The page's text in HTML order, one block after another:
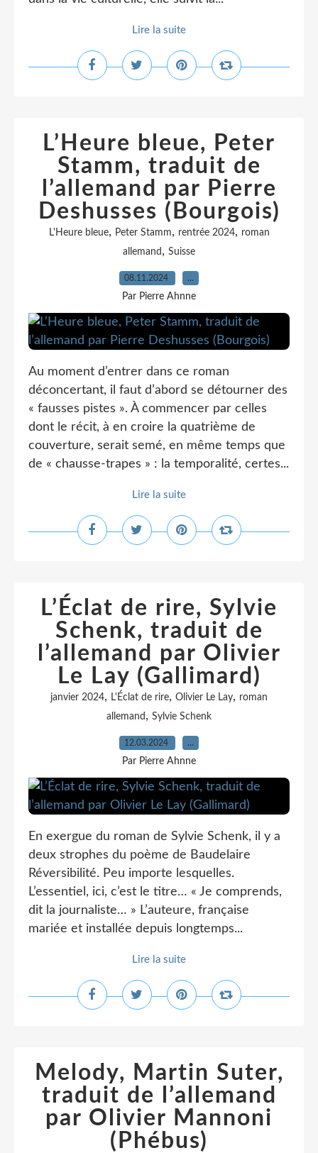
Lire la suite
L’Heure bleue, Peter
Stamm, traduit de
l’allemand par Pierre
Deshusses (Bourgois)
L'Heure bleue, Peter Stamm, rentrée 2024, roman
allemand , Suisse
08.11.2024 …
Par Pierre Ahnne
Au moment d’entrer dans ce roman
déconcertant, il faut d’abord se détourner des
« fausses pistes ». À commencer par celles
dont le récit, à en croire la quatrième de
couverture, serait semé, en même temps que
de « chausse-trapes » : la temporalité, certes...
Lire la suite
L’Éclat de rire, Sylvie
Schenk, traduit de
l’allemand par Olivier
Le Lay (Gallimard)
janvier 2024, L'Éclat de rire, Olivier Le Lay, roman
allemand , Sylvie Schenk
12.03.2024 …
Par Pierre Ahnne
En exergue du roman de Sylvie Schenk, il y a
deux strophes du poème de Baudelaire
Réversibilité. Peu importe lesquelles.
L’essentiel, ici, c’est le titre… « Je comprends,
dit la journaliste… » L’auteure, française
mariée et installée depuis longtemps...
Lire la suite
Melody, Martin Suter,
traduit de l’allemand
par Olivier Mannoni
(Phébus)